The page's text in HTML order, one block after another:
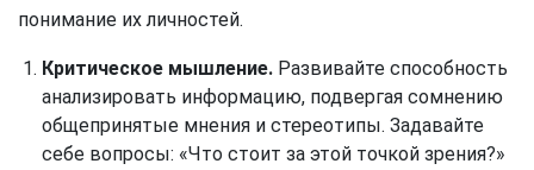
понимание их личностей.
Критическое мышление. Развивайте способность
анализировать информацию, подвергая сомнению
общепринятые мнения и стереотипы. Задавайте
себе вопросы: «Что стоит за этой точкой зрения?»